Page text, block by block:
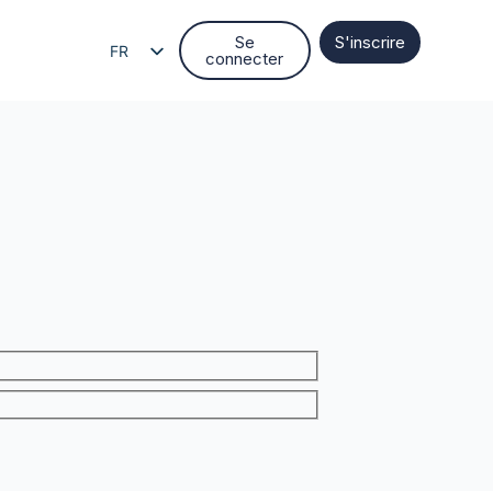
FR Se
connecter
S'inscrire